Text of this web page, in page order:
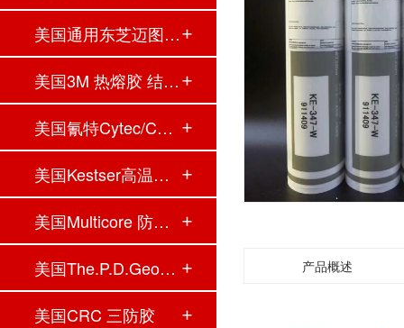
美国通用东芝迈图G…
美国3M 热熔胶 结构…
美国氰特Cytec/Con…
美国Kestser高温拒…
美国Multicore 防焊…
美国The.P.D.Georg…
美国CRC 三防胶
产品概述